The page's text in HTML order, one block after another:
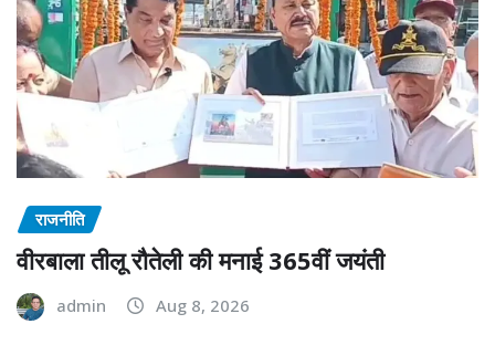
राजनीति
वीरबाला तीलू रौतेली की मनाई 365वीं जयंती
admin Aug 8, 2026